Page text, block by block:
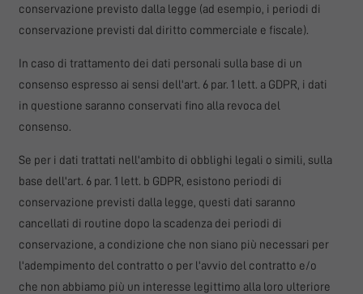
conservazione previsto dalla legge (ad esempio, i periodi di
conservazione previsti dal diritto commerciale e fiscale).
In caso di trattamento dei dati personali sulla base di un
consenso espresso ai sensi dell'art. 6 par. 1 lett. a GDPR, i dati
in questione saranno conservati fino alla revoca del
consenso.
Se per i dati trattati nell'ambito di obblighi legali o simili, sulla
base dell'art. 6 par. 1 lett. b GDPR, esistono periodi di
conservazione previsti dalla legge, questi dati saranno
cancellati di routine dopo la scadenza dei periodi di
conservazione, a condizione che non siano più necessari per
l'adempimento del contratto o per l'avvio del contratto e/o
che non abbiamo più un interesse legittimo alla loro ulteriore